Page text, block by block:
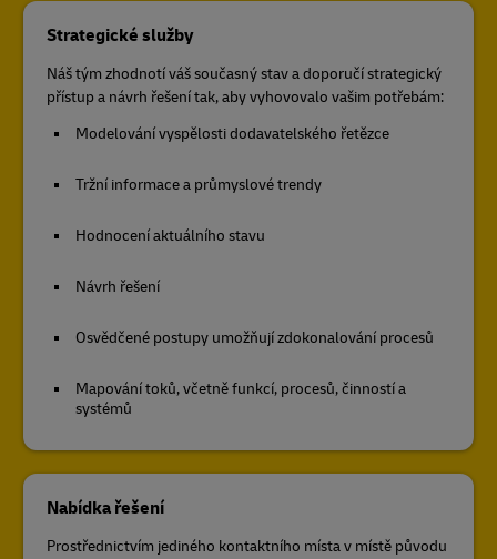
Strategické služby
Náš tým zhodnotí váš současný stav a doporučí strategický
přístup a návrh řešení tak, aby vyhovovalo vašim potřebám:
Modelování vyspělosti dodavatelského řetězce
Tržní informace a průmyslové trendy
Hodnocení aktuálního stavu
Návrh řešení
Osvědčené postupy umožňují zdokonalování procesů
Mapování toků, včetně funkcí, procesů, činností a
systémů
Nabídka řešení
Prostřednictvím jediného kontaktního místa v místě původu